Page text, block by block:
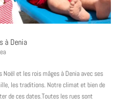
à Denia
Noël et les rois mâges à Denia avec ses
les traditions. Notre climat et bien de
de ces dates.Toutes les rues sont